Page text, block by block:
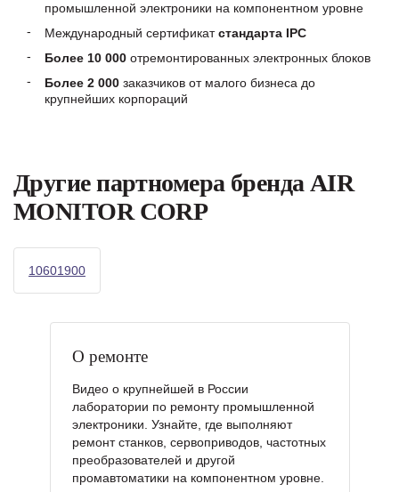
промышленной электроники на компонентном уровне
Международный сертификатстандарта IPC
Более 10 000 отремонтированных электронных блоков
Более 2 000 заказчиков от малого бизнеса до
крупнейших корпораций
Другие партномера бренда AIR
MONITOR CORP
10601900
О ремонте
Видео о крупнейшей в России
лаборатории по ремонту промышленной
электроники. Узнайте, где выполняют
ремонт станков, сервоприводов, частотных
преобразователей и другой
промавтоматики на компонентном уровне.